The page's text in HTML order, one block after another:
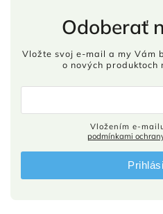
Odoberať
Vložte svoj e-mail a my Vám
o nových produktoch
podmínkami